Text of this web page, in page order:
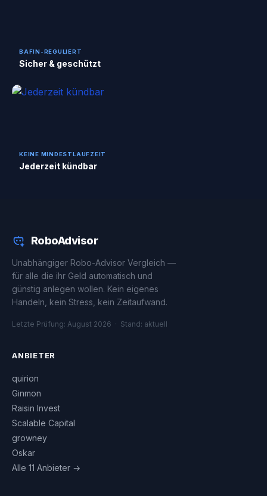
BAFIN-REGULIERT
Sicher & geschützt
KEINE MINDESTLAUFZEIT
Jederzeit kündbar
RoboAdvisor
Unabhängiger Robo-Advisor Vergleich —
für alle die ihr Geld automatisch und
günstig anlegen wollen. Kein eigenes
Handeln, kein Stress, kein Zeitaufwand.
Letzte Prüfung: August 2026 · Stand: aktuell
ANBIETER
quirion
Ginmon
Raisin Invest
Scalable Capital
growney
Oskar
Alle 11 Anbieter →